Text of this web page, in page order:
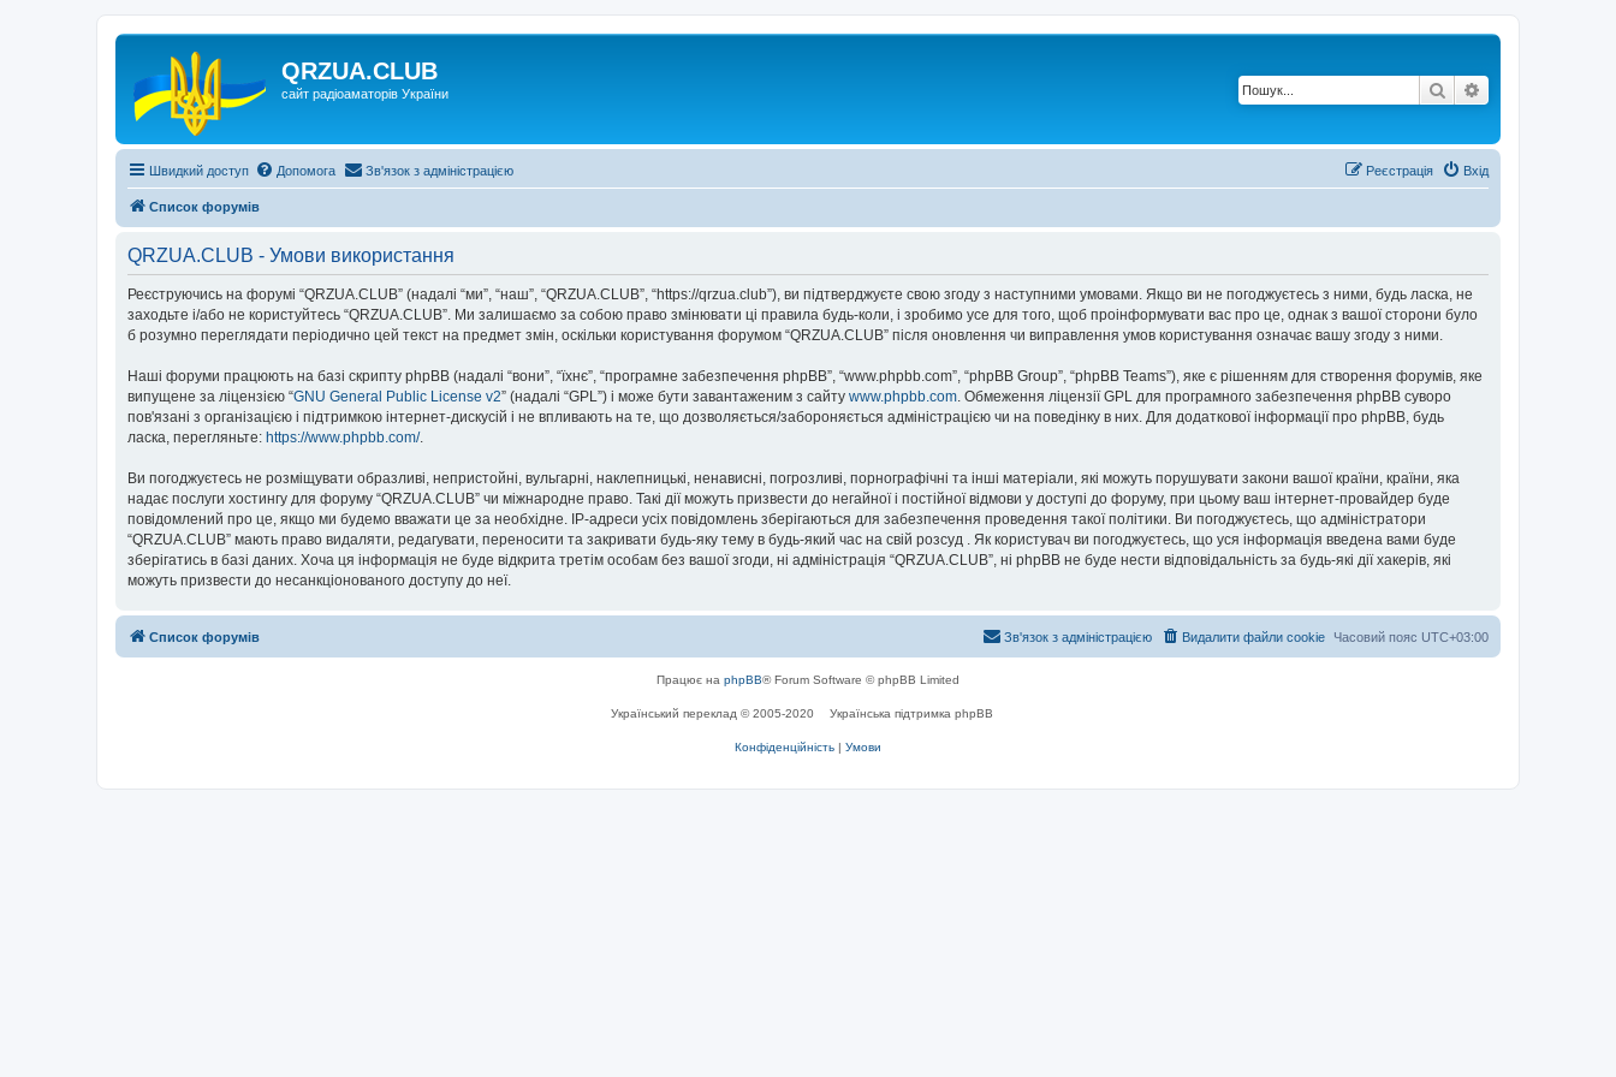
QRZUA.CLUB
сайт радіоаматорів України Пошук
Швидкий доступ Допомога Зв'язок з адміністрацією Вхід
Реєстрація
Список форумів
QRZUA.CLUB - Умови використання
Реєструючись на форумі “QRZUA.CLUB” (надалі “ми”, “наш”, “QRZUA.CLUB”, “https://qrzua.club”), ви підтверджуєте свою згоду з наступними умовами. Якщо ви не погоджуєтесь з ними, будь ласка, не
заходьте і/або не користуйтесь “QRZUA.CLUB”. Ми залишаємо за собою право змінювати ці правила будь-коли, і зробимо усе для того, щоб проінформувати вас про це, однак з вашої сторони було
б розумно переглядати періодично цей текст на предмет змін, оскільки користування форумом “QRZUA.CLUB” після оновлення чи виправлення умов користування означає вашу згоду з ними.
Наші форуми працюють на базі скрипту phpBB (надалі “вони”, “їхнє”, “програмне забезпечення phpBB”, “www.phpbb.com”, “phpBB Group”, “phpBB Teams”), яке є рішенням для створення форумів, яке
випущене за ліцензією “GNU General Public License v2” (надалі “GPL”) і може бути завантаженим з сайту www.phpbb.com. Обмеження ліцензії GPL для програмного забезпечення phpBB суворо
пов'язані з організацією і підтримкою інтернет-дискусій і не впливають на те, що дозволяється/забороняється адміністрацією чи на поведінку в них. Для додаткової інформації про phpBB, будь
ласка, перегляньте: https://www.phpbb.com/.
Ви погоджуєтесь не розміщувати образливі, непристойні, вульгарні, наклепницькі, ненависні, погрозливі, порнографічні та інші матеріали, які можуть порушувати закони вашої країни, країни, яка
надає послуги хостингу для форуму “QRZUA.CLUB” чи міжнародне право. Такі дії можуть призвести до негайної і постійної відмови у доступі до форуму, при цьому ваш інтернет-провайдер буде
повідомлений про це, якщо ми будемо вважати це за необхідне. IP-адреси усіх повідомлень зберігаються для забезпечення проведення такої політики. Ви погоджуєтесь, що адміністратори
“QRZUA.CLUB” мають право видаляти, редагувати, переносити та закривати будь-яку тему в будь-який час на свій розсуд . Як користувач ви погоджуєтесь, що уся інформація введена вами буде
зберігатись в базі даних. Хоча ця інформація не буде відкрита третім особам без вашої згоди, ні адміністрація “QRZUA.CLUB”, ні phpBB не буде нести відповідальність за будь-які дії хакерів, які
можуть призвести до несанкціонованого доступу до неї.
Список форумів Часовий пояс UTC+03:00
Видалити файли cookie
Зв'язок з адміністрацією
Працює на phpBB® Forum Software © phpBB Limited
Український переклад © 2005-2020 Українська підтримка phpBB
Конфіденційність | Умови